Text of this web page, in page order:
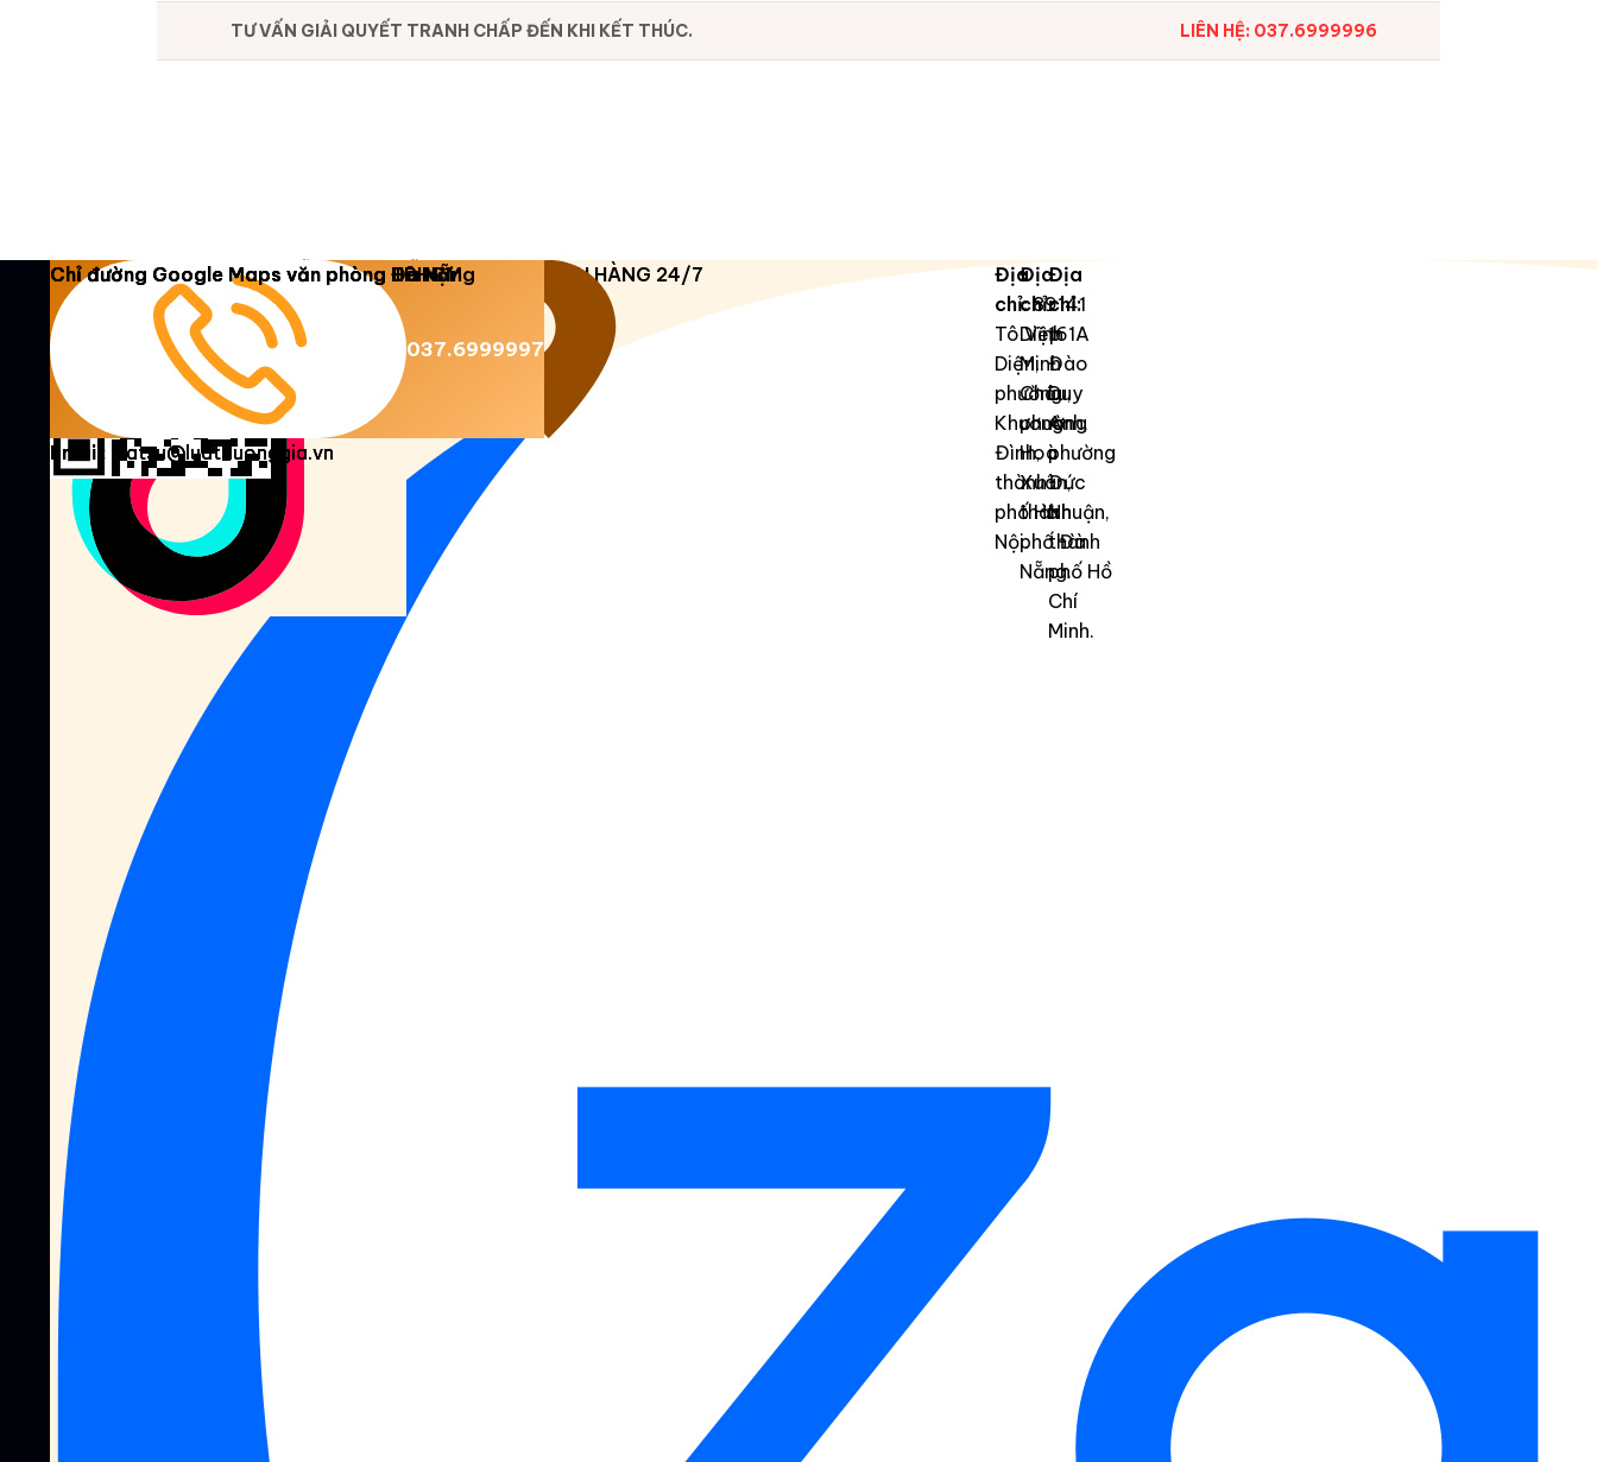
TƯ VẤN GIẢI QUYẾT TRANH CHẤP ĐẾN KHI KẾT THÚC. LIÊN HỆ: 037.6999996
Copyright 2026 ©Luật Dương Gia